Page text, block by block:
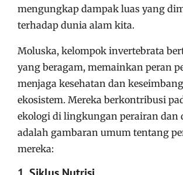
mengungkap dampak luas yang
terhadap dunia alam kita.
Moluska, kelompok invertebrata
yang beragam, memainkan peran
menjaga kesehatan dan
ekosistem. Mereka berkontribusi
ekologi di lingkungan perairan dan
adalah gambaran umum tentang
mereka: